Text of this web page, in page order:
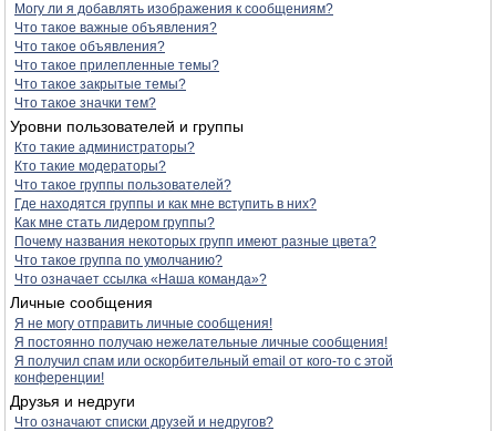
Могу ли я добавлять изображения к сообщениям?
Что такое важные объявления?
Что такое объявления?
Что такое прилепленные темы?
Что такое закрытые темы?
Что такое значки тем?
Уровни пользователей и группы
Кто такие администраторы?
Кто такие модераторы?
Что такое группы пользователей?
Где находятся группы и как мне вступить в них?
Как мне стать лидером группы?
Почему названия некоторых групп имеют разные цвета?
Что такое группа по умолчанию?
Что означает ссылка «Наша команда»?
Личные сообщения
Я не могу отправить личные сообщения!
Я постоянно получаю нежелательные личные сообщения!
Я получил спам или оскорбительный email от кого-то с этой
конференции!
Друзья и недруги
Что означают списки друзей и недругов?